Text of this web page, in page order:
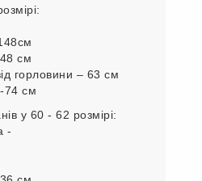
горловини – 62 см
72 см
у 56 - 58 розмірі:
-120 см
см
шва -90 см
см